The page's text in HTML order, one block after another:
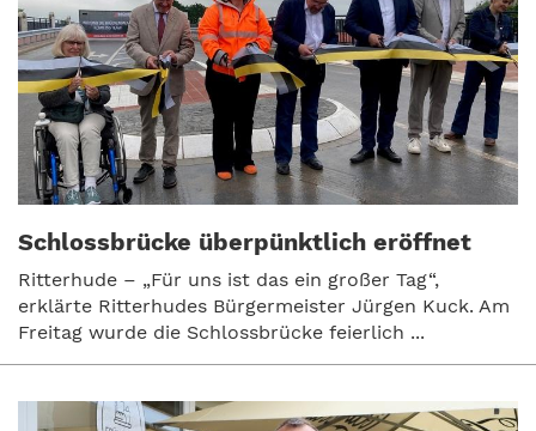
Schlossbrücke überpünktlich eröffnet
Ritterhude – „Für uns ist das ein großer Tag“,
erklärte Ritterhudes Bürgermeister Jürgen Kuck. Am
Freitag wurde die Schlossbrücke feierlich ...